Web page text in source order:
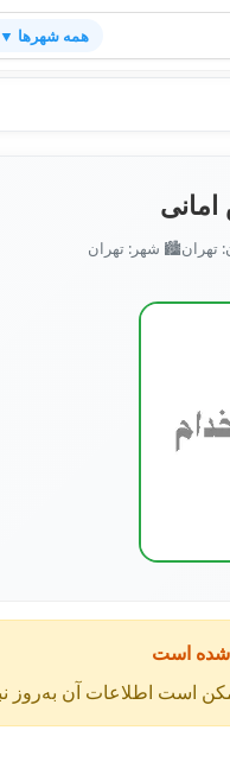
همه شهرها ▼
تهران🏙️ شهر: تهران
شده است